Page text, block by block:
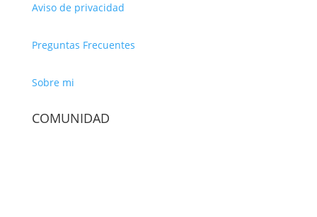
Aviso de privacidad
Preguntas Frecuentes
Sobre mi
COMUNIDAD